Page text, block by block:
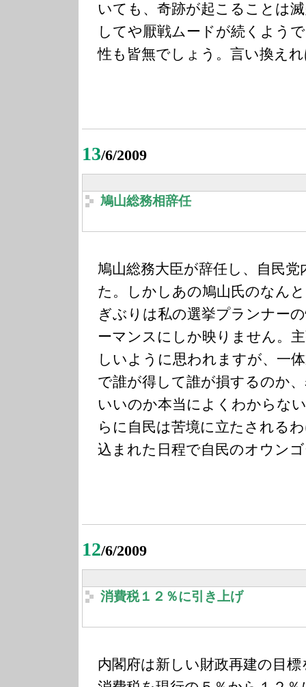
いても、奇跡が起こることは
してや厭戦ムードが続くよう
性も皆無でしょう。言い換え
13/6/2009
鳩山総務相辞任
鳩山総務大臣が辞任し、自民
た。しかしあの鳩山氏のなん
ぎぶりは私の選挙プランナー
ーマンスにしか映りません。
しいように思われますが、一
で誰が得して誰が損するのか
いいのか本当によくわからな
らに自民は苦境に立たされる
込まれた日程で自民のオウン
12/6/2009
消費税１２％に引き上げ
内閣府は新しい財政再建の目